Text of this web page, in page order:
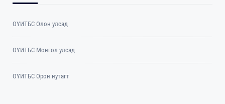
ОҮИТБС Олон улсад
ОYИТБС Монгол улсад
ОYИТБС Орон нутагт